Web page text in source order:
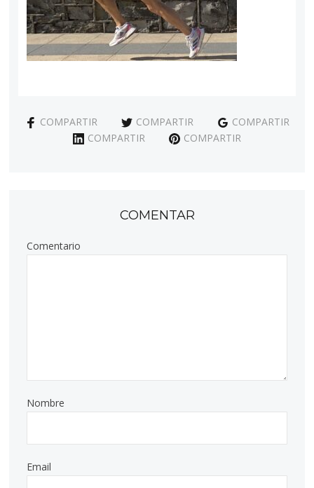
COMPARTIR COMPARTIR
COMPARTIR
COMPARTIR
COMPARTIR
COMENTAR
Comentario
Nombre
Email